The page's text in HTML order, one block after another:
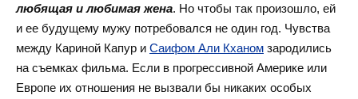
любящая и любимая жена. Но чтобы так произошло, ей
и ее будущему мужу потребовался не один год. Чувства
между Кариной Капур и Саифом Али Кханом зародились
на съемках фильма. Если в прогрессивной Америке или
Европе их отношения не вызвали бы никаких особых